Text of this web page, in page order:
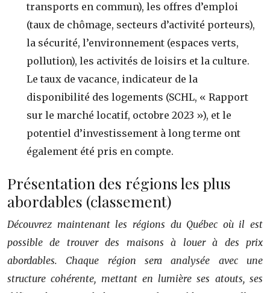
transports en commun), les offres d’emploi
(taux de chômage, secteurs d’activité porteurs),
la sécurité, l’environnement (espaces verts,
pollution), les activités de loisirs et la culture.
Le taux de vacance, indicateur de la
disponibilité des logements (SCHL, « Rapport
sur le marché locatif, octobre 2023 »), et le
potentiel d’investissement à long terme ont
également été pris en compte.
Présentation des régions les plus
abordables (classement)
Découvrez maintenant les régions du Québec où il est
possible de trouver des maisons à louer à des prix
abordables. Chaque région sera analysée avec une
structure cohérente, mettant en lumière ses atouts, ses